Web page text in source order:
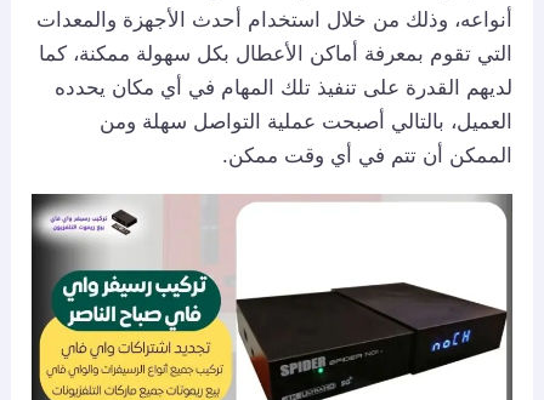
أنواعه، وذلك من خلال استخدام أحدث الأجهزة والمعدات
التي تقوم بمعرفة أماكن الأعطال بكل سهولة ممكنة، كما
لديهم القدرة على تنفيذ تلك المهام في أي مكان يحدده
العميل، بالتالي أصبحت عملية التواصل سهلة ومن
الممكن أن تتم في أي وقت ممكن.